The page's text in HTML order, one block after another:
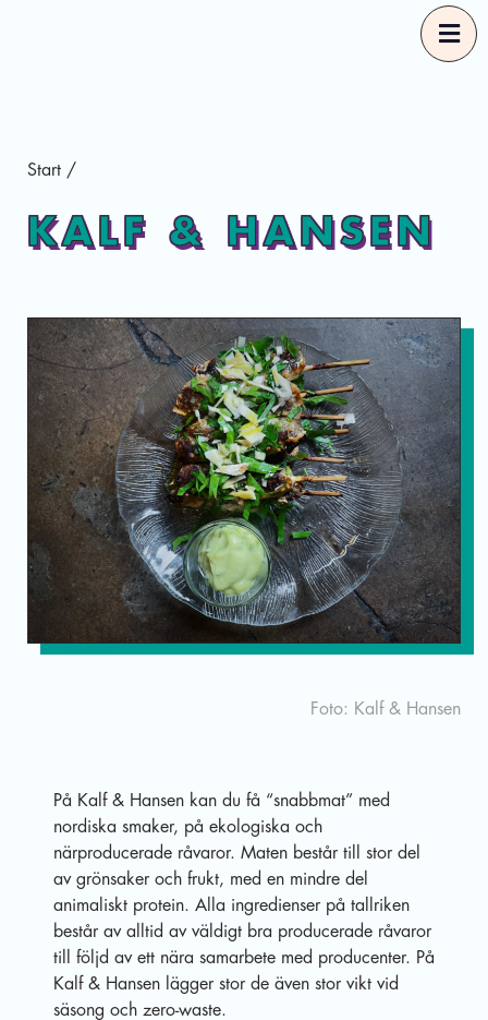
Mer om Good Food
Sv
Eng
Start /
KALF & HANSEN
Foto: Kalf & Hansen
På Kalf & Hansen kan du få “snabbmat” med
nordiska smaker, på ekologiska och
närproducerade råvaror. Maten består till stor del
av grönsaker och frukt, med en mindre del
animaliskt protein. Alla ingredienser på tallriken
består av alltid av väldigt bra producerade råvaror
till följd av ett nära samarbete med producenter. På
Kalf & Hansen lägger stor de även stor vikt vid
säsong och zero-waste.